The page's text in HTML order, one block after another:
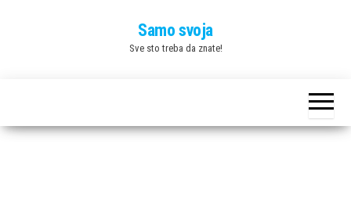
Samo svoja
Sve sto treba da znate!